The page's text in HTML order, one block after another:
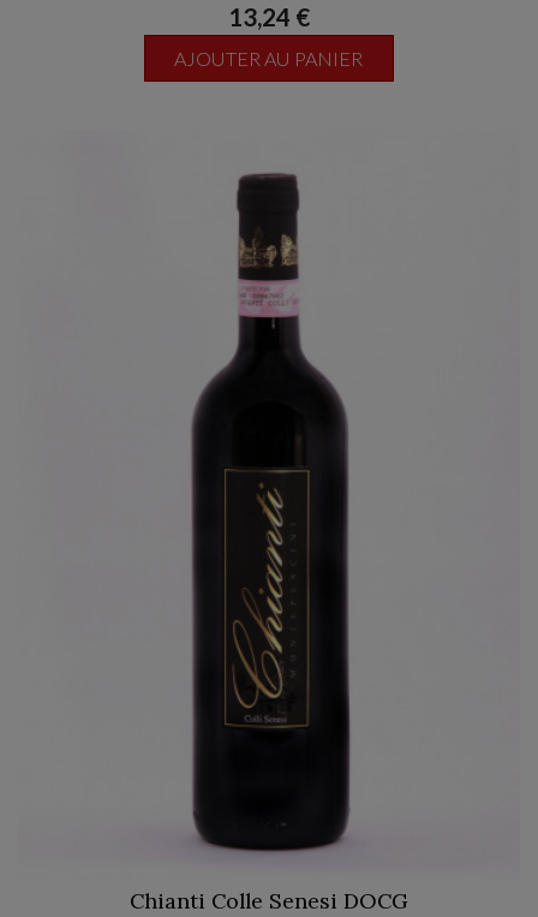
13,24 €
AJOUTER AU PANIER
Chianti Colle Senesi DOCG